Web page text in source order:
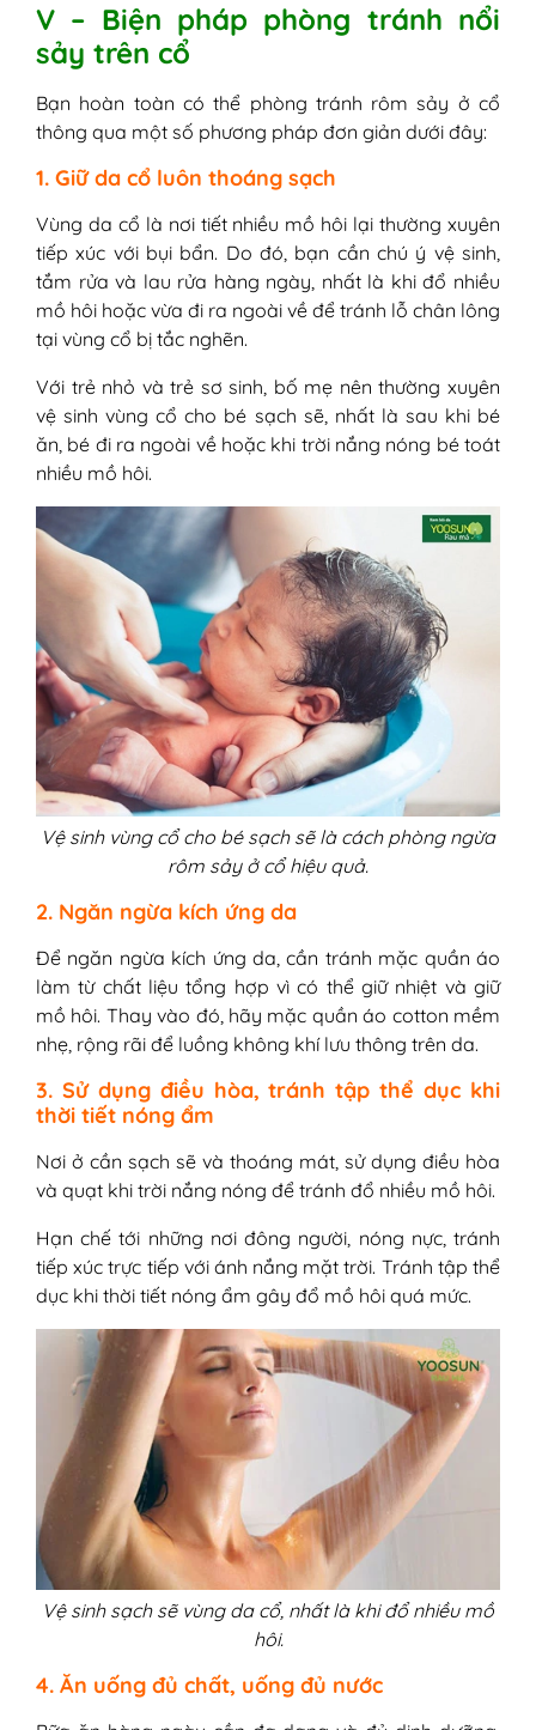
V – Biện pháp phòng tránh nổi
sảy trên cổ
Bạn hoàn toàn có thể phòng tránh rôm sảy ở cổ
thông qua một số phương pháp đơn giản dưới đây:
1. Giữ da cổ luôn thoáng sạch
Vùng da cổ là nơi tiết nhiều mồ hôi lại thường xuyên
tiếp xúc với bụi bẩn. Do đó, bạn cần chú ý vệ sinh,
tắm rửa và lau rửa hàng ngày, nhất là khi đổ nhiều
mồ hôi hoặc vừa đi ra ngoài về để tránh lỗ chân lông
tại vùng cổ bị tắc nghẽn.
Với trẻ nhỏ và trẻ sơ sinh, bố mẹ nên thường xuyên
vệ sinh vùng cổ cho bé sạch sẽ, nhất là sau khi bé
ăn, bé đi ra ngoài về hoặc khi trời nắng nóng bé toát
nhiều mồ hôi.
Vệ sinh vùng cổ cho bé sạch sẽ là cách phòng ngừa
rôm sảy ở cổ hiệu quả.
2. Ngăn ngừa kích ứng da
Để ngăn ngừa kích ứng da, cần tránh mặc quần áo
làm từ chất liệu tổng hợp vì có thể giữ nhiệt và giữ
mồ hôi. Thay vào đó, hãy mặc quần áo cotton mềm
nhẹ, rộng rãi để luồng không khí lưu thông trên da.
3. Sử dụng điều hòa, tránh tập thể dục khi
thời tiết nóng ẩm
Nơi ở cần sạch sẽ và thoáng mát, sử dụng điều hòa
và quạt khi trời nắng nóng để tránh đổ nhiều mồ hôi.
Hạn chế tới những nơi đông người, nóng nực, tránh
tiếp xúc trực tiếp với ánh nắng mặt trời. Tránh tập thể
dục khi thời tiết nóng ẩm gây đổ mồ hôi quá mức.
Vệ sinh sạch sẽ vùng da cổ, nhất là khi đổ nhiều mồ
hôi.
4. Ăn uống đủ chất, uống đủ nước